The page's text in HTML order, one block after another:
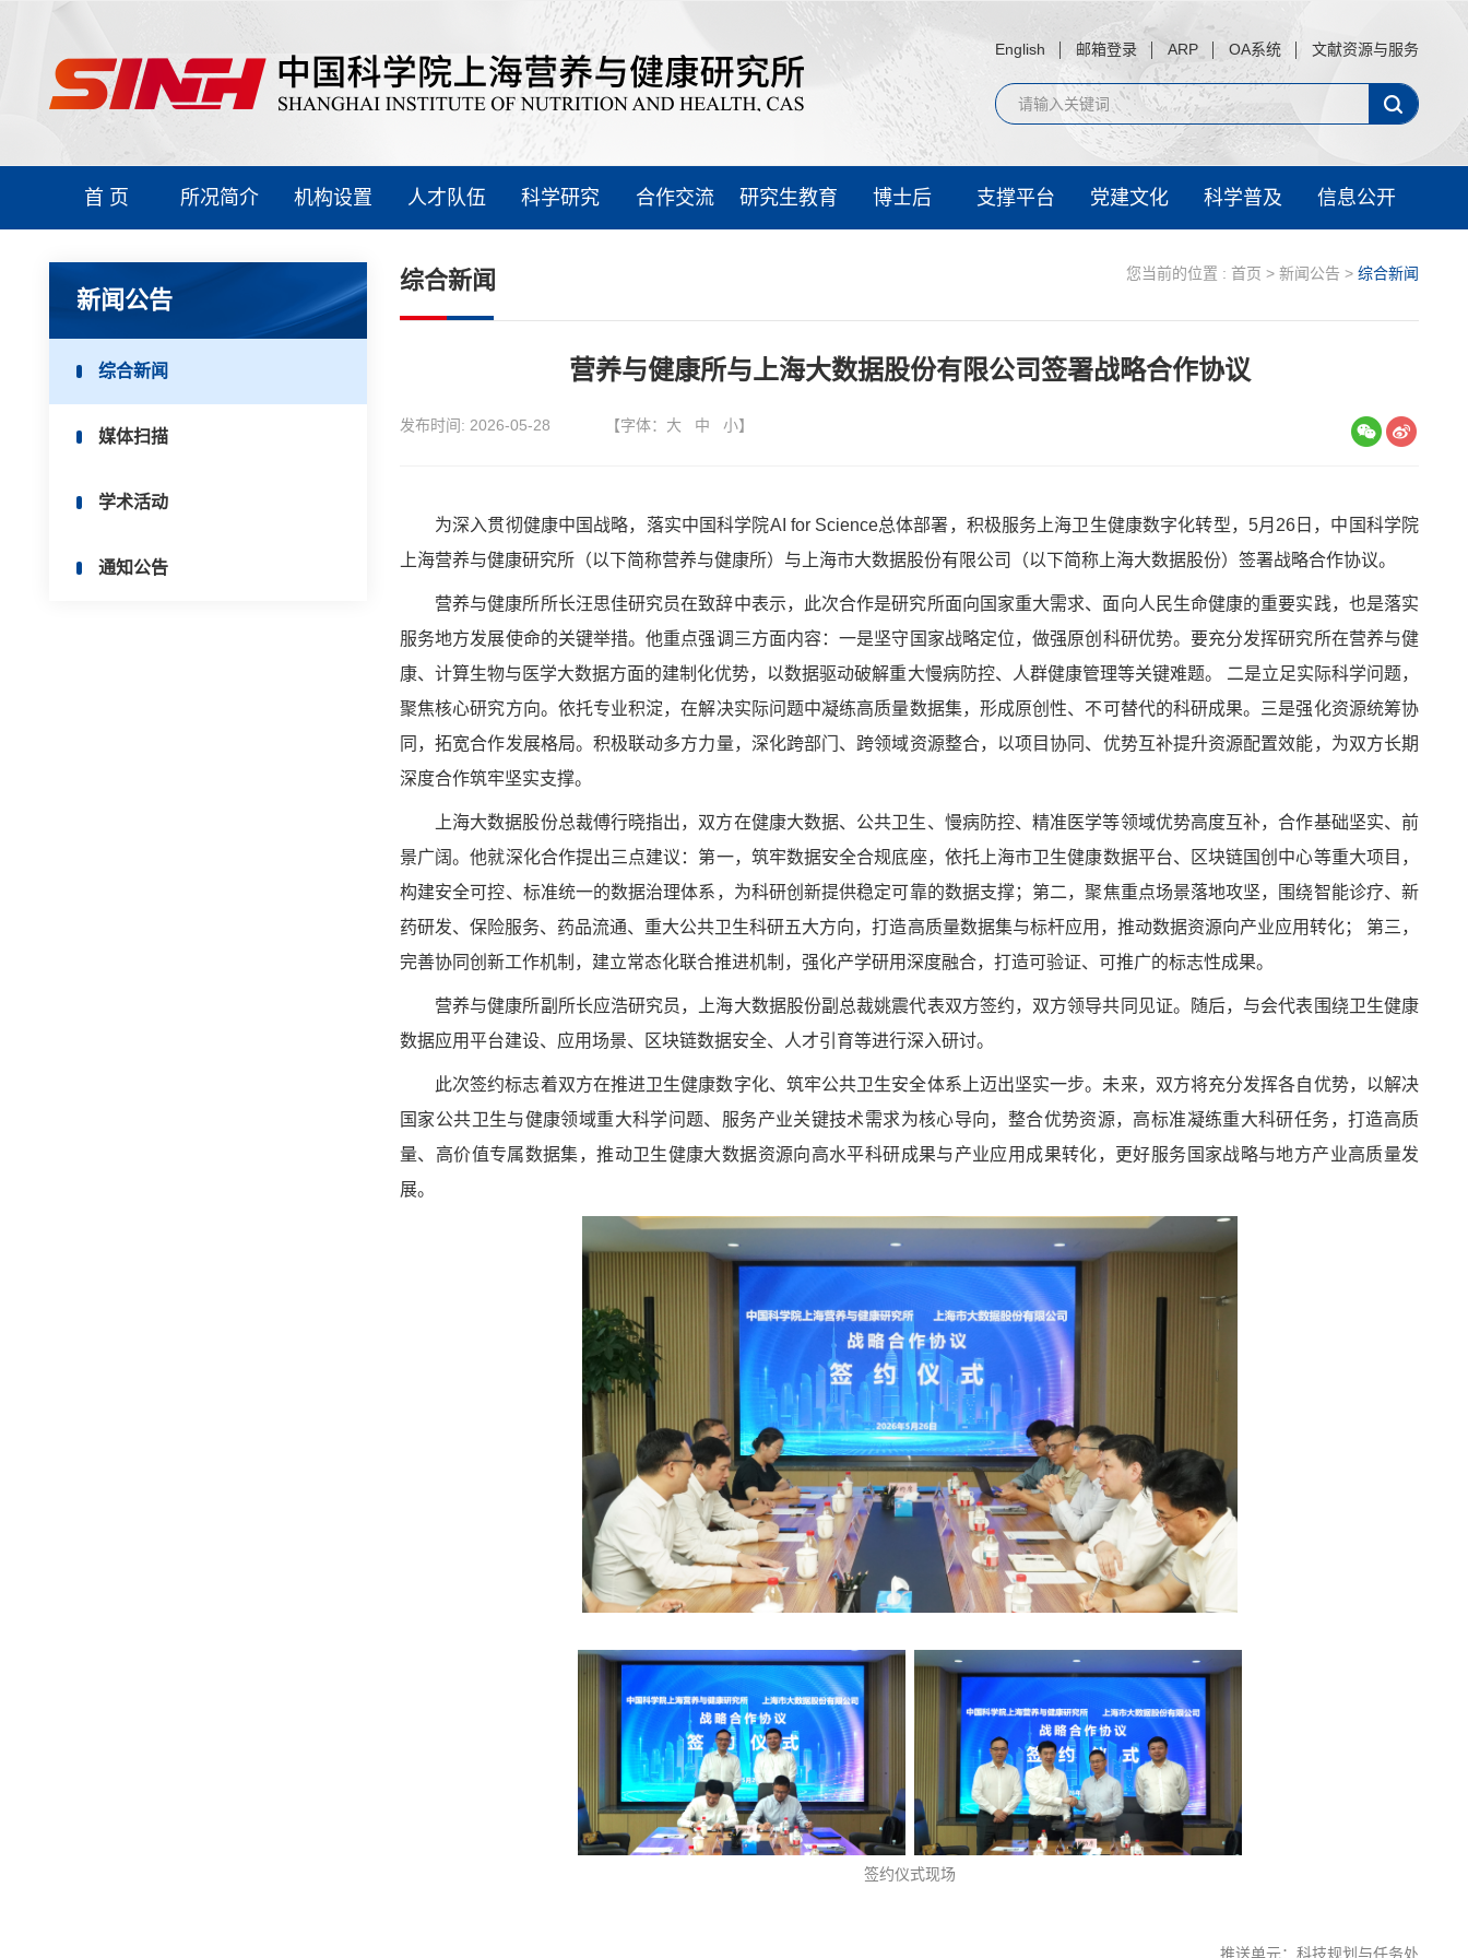
English 邮箱登录 ARP OA系统 文献资源与服务
首 页 所况简介 机构设置 人才队伍 科学研究 合作交流 研究生教育 博士后 支撑平台 党建文化 科学普及 信息公开
新闻公告
综合新闻
媒体扫描
学术活动
通知公告
综合新闻 您当前的位置 : 首页 > 新闻公告 > 综合新闻
营养与健康所与上海大数据股份有限公司签署战略合作协议
发布时间: 2026-05-28 【字体： 大 中 小】
为深入贯彻健康中国战略，落实中国科学院AI for Science总体部署，积极服务上海卫生健康数字化转型，5月26日，中国科学院
上海营养与健康研究所（以下简称营养与健康所）与上海市大数据股份有限公司（以下简称上海大数据股份）签署战略合作协议。
营养与健康所所长汪思佳研究员在致辞中表示，此次合作是研究所面向国家重大需求、面向人民生命健康的重要实践，也是落实
服务地方发展使命的关键举措。他重点强调三方面内容：一是坚守国家战略定位，做强原创科研优势。要充分发挥研究所在营养与健
康、计算生物与医学大数据方面的建制化优势，以数据驱动破解重大慢病防控、人群健康管理等关键难题。
二是立足实际科学问题，
聚焦核心研究方向。依托专业积淀，在解决实际问题中凝练高质量数据集，形成原创性、不可替代的科研成果。三是强化资源统筹协
同，拓宽合作发展格局。积极联动多方力量，深化跨部门、跨领域资源整合，以项目协同、优势互补提升资源配置效能，为双方长期
深度合作筑牢坚实支撑。
上海大数据股份总裁傅行晓指出，双方在健康大数据、公共卫生、慢病防控、精准医学等领域优势高度互补，合作基础坚实、前
景广阔。他就深化合作提出三点建议：第一，筑牢数据安全合规底座，依托上海市卫生健康数据平台、区块链国创中心等重大项目，
构建安全可控、标准统一的数据治理体系，为科研创新提供稳定可靠的数据支撑；第二，聚焦重点场景落地攻坚，围绕智能诊疗、新
药研发、保险服务、药品流通、重大公共卫生科研五大方向，打造高质量数据集与标杆应用，推动数据资源向产业应用转化；
第三，
完善协同创新工作机制，建立常态化联合推进机制，强化产学研用深度融合，打造可验证、可推广的标志性成果。
营养与健康所副所长应浩研究员，上海大数据股份副总裁姚震代表双方签约，双方领导共同见证。随后，与会代表围绕卫生健康
数据应用平台建设、应用场景、区块链数据安全、人才引育等进行深入研讨。
此次签约标志着双方在推进卫生健康数字化、筑牢公共卫生安全体系上迈出坚实一步。未来，双方将充分发挥各自优势，以解决
国家公共卫生与健康领域重大科学问题、服务产业关键技术需求为核心导向，整合优势资源，高标准凝练重大科研任务，打造高质
量、高价值专属数据集，推动卫生健康大数据资源向高水平科研成果与产业应用成果转化，更好服务国家战略与地方产业高质量发
展。
签约仪式现场
推送单元：科技规划与任务处